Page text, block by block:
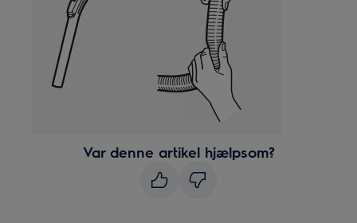
Var denne artikel hjælpsom?